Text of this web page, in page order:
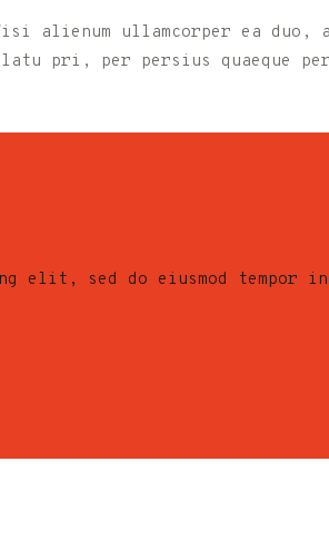
alienum ullamcorper ea
pri, per persius quaeque
elit, sed do eiusmod tempor